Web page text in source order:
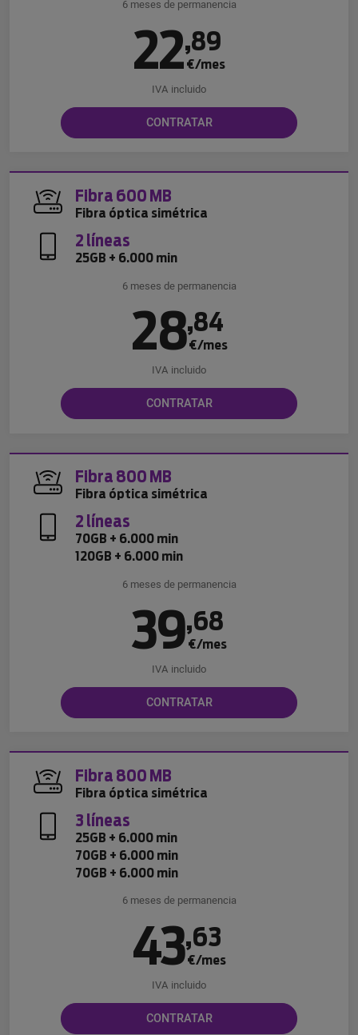
6 meses de permanencia
22,89
€/mes
IVA incluido
CONTRATAR
Fibra 600 MB
Fibra óptica simétrica
2 líneas
25GB + 6.000 min
6 meses de permanencia
28,84
€/mes
IVA incluido
CONTRATAR
Fibra 800 MB
Fibra óptica simétrica
2 líneas
70GB + 6.000 min
120GB + 6.000 min
6 meses de permanencia
39,68
€/mes
IVA incluido
CONTRATAR
Fibra 800 MB
Fibra óptica simétrica
3 líneas
25GB + 6.000 min
70GB + 6.000 min
70GB + 6.000 min
6 meses de permanencia
43,63
€/mes
IVA incluido
CONTRATAR